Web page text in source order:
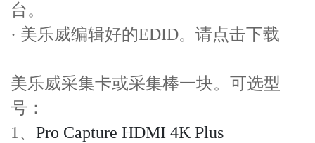
台。
· 美乐威编辑好的EDID。请点击下载
美乐威采集卡或采集棒一块。可选型
号：
1、 Pro Capture HDMI 4K Plus